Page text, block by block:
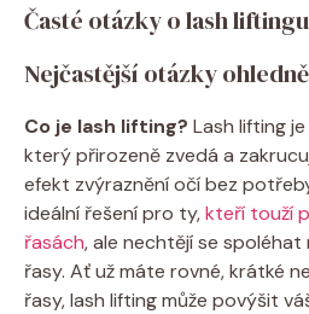
Časté otázky o lash liftingu
Nejčastější otázky
Co je lash lifting? Lash lifting
který přirozeně zvedá a
efekt zvýraznění očí bez
ideální řešení pro ty,kteří touží
řasách, ale nechtějí se
řasy. Ať už máte rovné, krátké
řasy, lash lifting může povýšit